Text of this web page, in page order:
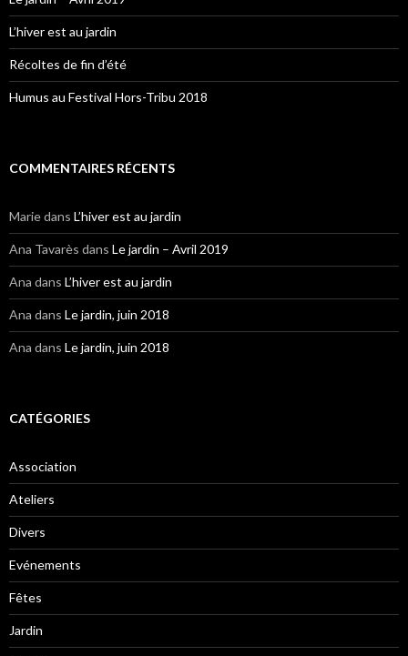
L’hiver est au jardin
Récoltes de fin d’été
Humus au Festival Hors-Tribu 2018
COMMENTAIRES RÉCENTS
Mariedans L’hiver est au jardin
Ana Tavarès dans Le jardin – Avril 2019
Ana dans L’hiver est au jardin
Ana dans Le jardin, juin 2018
Ana dans Le jardin, juin 2018
CATÉGORIES
Association
Ateliers
Divers
Evénements
Fêtes
Jardin